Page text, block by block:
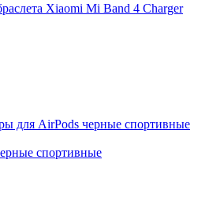
Xiaomi Mi Band 4 Charger
спортивные